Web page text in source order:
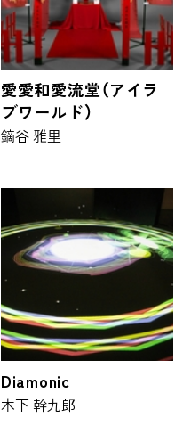
愛愛和愛流堂（アイラ
ブワールド）
鏑谷 雅里
Diamonic
木下 幹九郎